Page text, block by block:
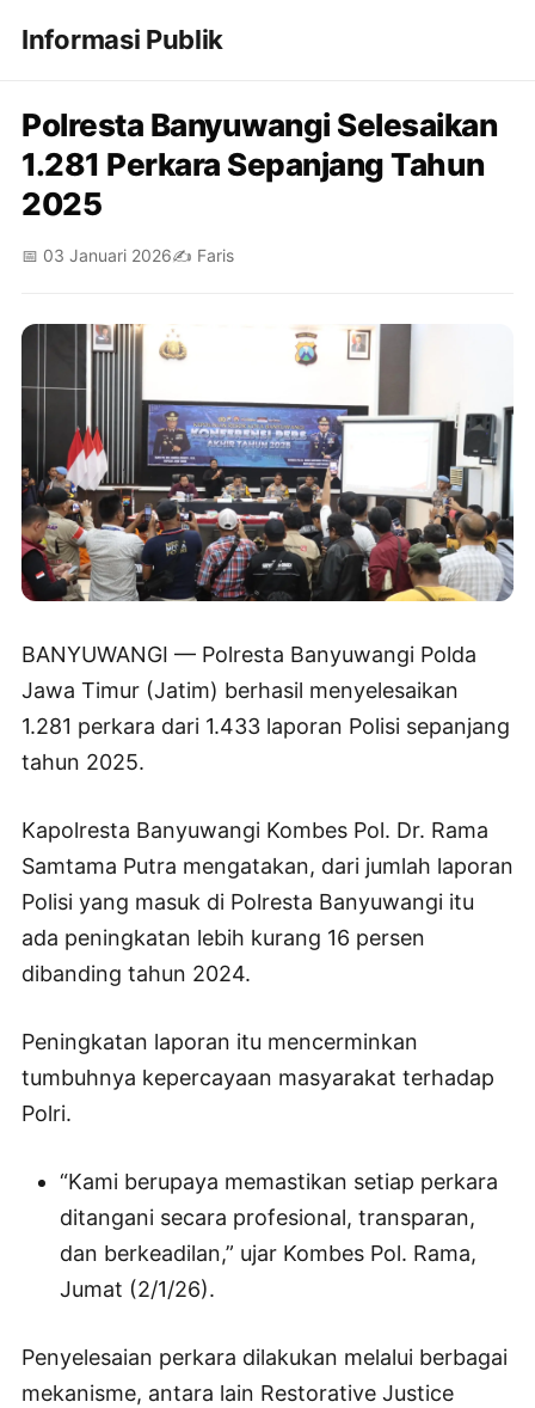
Informasi Publik
Polresta Banyuwangi Selesaikan
1.281 Perkara Sepanjang Tahun
2025
📅 03 Januari 2026✍️ Faris
BANYUWANGI — Polresta Banyuwangi Polda
Jawa Timur (Jatim) berhasil menyelesaikan
1.281 perkara dari 1.433 laporan Polisi sepanjang
tahun 2025.
Kapolresta Banyuwangi Kombes Pol. Dr. Rama
Samtama Putra mengatakan, dari jumlah laporan
Polisi yang masuk di Polresta Banyuwangi itu
ada peningkatan lebih kurang 16 persen
dibanding tahun 2024.
Peningkatan laporan itu mencerminkan
tumbuhnya kepercayaan masyarakat terhadap
Polri.
“Kami berupaya memastikan setiap perkara
ditangani secara profesional, transparan,
dan berkeadilan,” ujar Kombes Pol. Rama,
Jumat (2/1/26).
Penyelesaian perkara dilakukan melalui berbagai
mekanisme, antara lain Restorative Justice